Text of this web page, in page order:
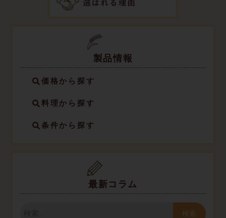
製品情報
価格から探す
料理から探す
条件から探す
最新コラム
検索